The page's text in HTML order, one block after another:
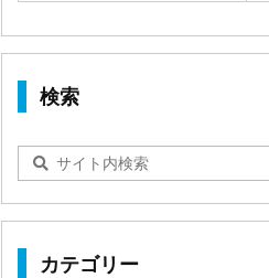
検索
カテゴリー